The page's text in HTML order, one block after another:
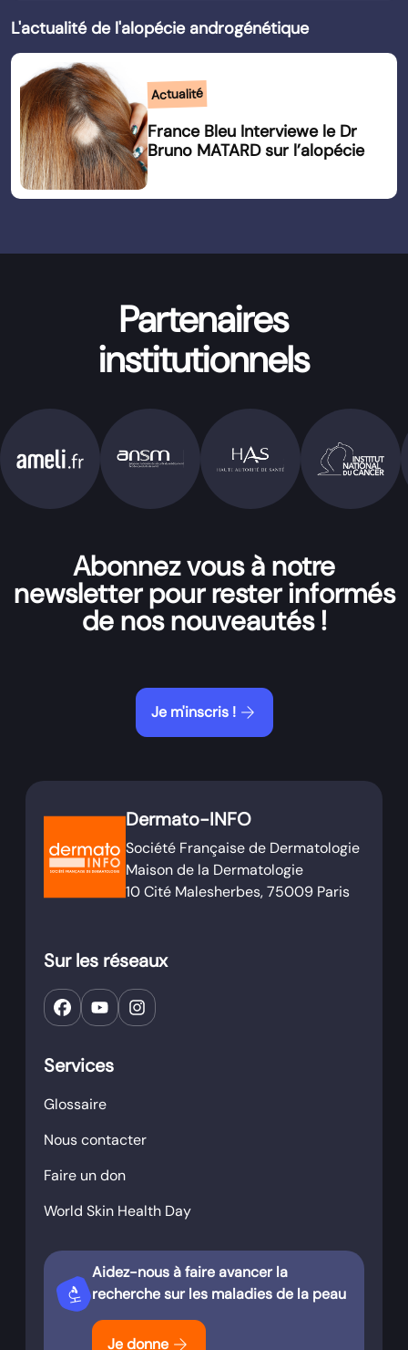
L'actualité de l'alopécie androgénétique
Actualité
France Bleu Interviewe le Dr
Bruno MATARD sur l’alopécie
Partenaires
institutionnels
Abonnez vous à notre
newsletter pour rester informés
de nos nouveautés !
Je m'inscris ! arrow_forward
Dermato-INFO
Société Française de Dermatologie
Maison de la Dermatologie
10 Cité Malesherbes, 75009 Paris
Sur les réseaux
Services
Glossaire
Nous contacter
Faire un don
World Skin Health Day
biotech
Aidez-nous à faire avancer la
recherche sur les maladies de la peau
Je donne arrow_forward